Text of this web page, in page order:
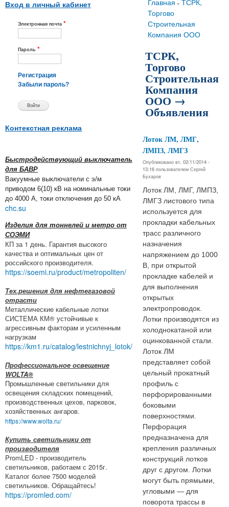
Вход в личный кабинет
Электронная почта *
Пароль *
Регистрация
Забыли пароль?
Контекстная реклама
Быстродействующий выключатель
для БАВР
Вакуумные выключатели с э/м
приводом 6(10) кВ на номинальные токи
до 4000 А, токи отключения до 50 кА
chc.su
Изделия для тоннелей и метро от
СОЭМИ
КП за 1 день. Гарантия высокого
качества и оптимальных цен от
российского производителя.
https://soemi.ru/product/metropoliten/
Тех.решения для нефтегазовой
отрасти
Металлические кабельные лотки
СИСТЕМА КМ® устойчивые к
агрессивным факторам и усиленным
нагрузкам
https://km1.ru/catalog/lestnichnyj_lotok/
Профессиональное освещение
WOLTA®
Промышленные светильники для
освещения складских помещений,
производственных цехов, парковок,
хозяйственных ангаров.
https://www.wolta.ru/
Купить светильники от
производителя
PromLED - производитель
светильников, работаем с 2015г.
Каталог более 7500 моделей
светильников. Обращайтесь!
https://promled.com/
Вы здесь
Главная » ТСРК,
Торгово
Строительная
Компания ООО
ТСРК,
Торгово
Строительная
Компания
ООО →
Объявления
Лоток ЛМ, ЛМГ,
ЛМПЗ, ЛМГЗ
Опубликовано вт, 02/11/2014 -
13:16 пользователем Сергей
Бухаров
Лоток ЛМ, ЛМГ, ЛМПЗ,
ЛМГЗ листового типа
используется для
прокладки кабельных
трасс различного
назначения
напряжением до 1000
В, при открытой
прокладке кабелей и
для выполнения
открытых
электропроводок.
Лотки производятся из
холоднокатаной или
оцинкованной стали.
Лоток ЛМ
представляет собой
цельный прокатный
профиль с
перфорированными
боковыми
поверхностями.
Перфорация
предназначена для
крепления различных
конструкций лотков
друг с другом. Лотки
могут быть прямыми,
угловыми — для
поворота трассы в